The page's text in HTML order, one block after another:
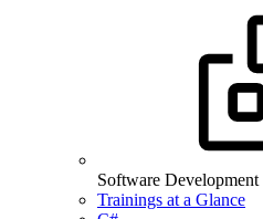
Software Development
Trainings at a Glance